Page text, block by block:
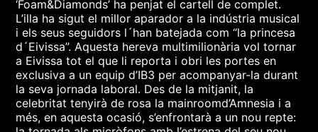
‘Foam&Diamonds’ ha penjat el cartell de complet.
L’illa ha sigut el millor aparador a la indústria musical
i els seus seguidors l´han batejada com “la princesa
d´Eivissa”. Aquesta hereva multimilionària vol tornar
a Eivissa tot el que li reporta i obri les portes en
exclusiva a un equip d’IB3 per acompanyar-la durant
la seva jornada laboral. Des de la mitjanit, la
celebritat tenyirà de rosa la mainroomd’Amnesia i a
més, en aquesta ocasió, s’enfrontarà a un nou repte: